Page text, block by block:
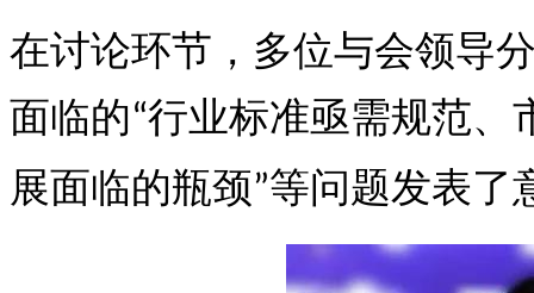
在讨论环节，多位与会领导
面临的“行业标准亟需规范、
展面临的瓶颈”等问题发表了